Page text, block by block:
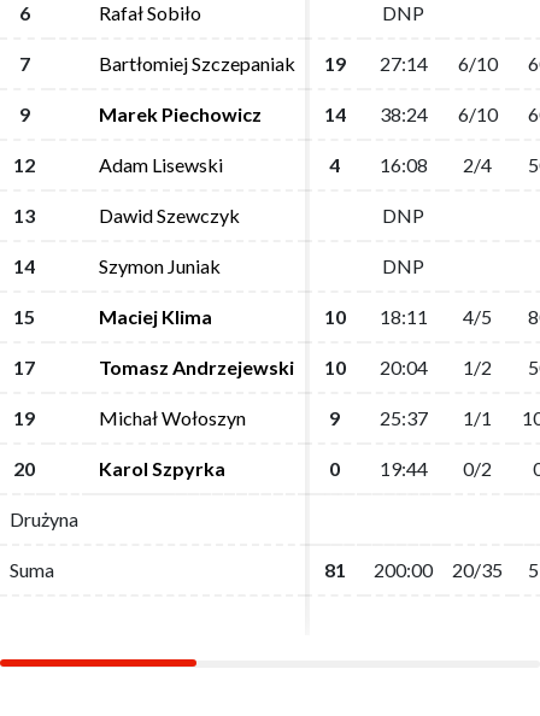
6 Rafał Sobiło DNP
7 Bartłomiej Szczepaniak 19 27:14 6/10
9 Marek Piechowicz 14 38:24 6/10
12 Adam Lisewski 4 16:08 2/4
13 Dawid Szewczyk DNP
14 Szymon Juniak DNP
15 Maciej Klima 10 18:11 4/5
17 Tomasz Andrzejewski 10 20:04 1/2
19 Michał Wołoszyn 9 25:37 1/1
20 Karol Szpyrka 0 19:44 0/2
Drużyna
Suma 81 200:00 20/35
6 Rafał Sobiło DNP
7 Bartłomiej Szczepaniak 19 27:14 6/10
9 Marek Piechowicz 14 38:24 6/10
12 Adam Lisewski 4 16:08 2/4
13 Dawid Szewczyk DNP
14 Szymon Juniak DNP
15 Maciej Klima 10 18:11 4/5
17 Tomasz Andrzejewski 10 20:04 1/2
19 Michał Wołoszyn 9 25:37 1/1
20 Karol Szpyrka 0 19:44 0/2
Drużyna
Suma 81 200:00 20/35